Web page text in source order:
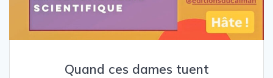
Quand ces dames tuent